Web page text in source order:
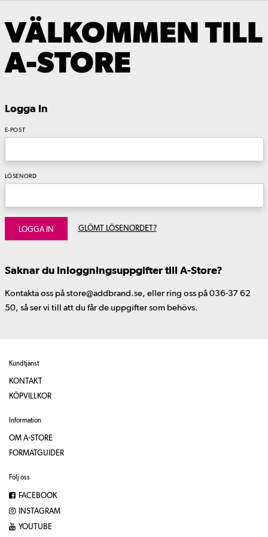
VÄLKOMMEN TILL
A-STORE
Logga In
E-POST
LÖSENORD
LOGGA IN GLÖMT LÖSENORDET?
Saknar du inloggningsuppgifter till A-Store?
Kontakta oss på store@addbrand.se, eller ring oss på 036-37 62
50, så ser vi till att du får de uppgifter som behövs.
Kundtjänst
KONTAKT
KÖPVILLKOR
Information
OM A-STORE
FORMATGUIDER
Följ oss
FACEBOOK
INSTAGRAM
YOUTUBE